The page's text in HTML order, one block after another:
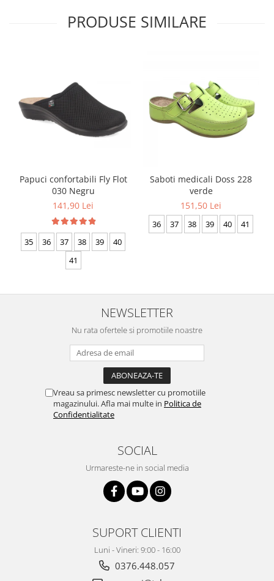
PRODUSE SIMILARE
Papuci confortabili Fly Flot
030 Negru
141,90 Lei
35 36 37 38 39
40
41
Saboti medicali Doss 228
verde
151,50 Lei
36 37 38 39 40 41
NEWSLETTER
Nu rata ofertele si promotiile noastre
Vreau sa primesc newsletter cu promotiile
magazinului. Afla mai multe in Politica de
Confidentialitate
SOCIAL
Urmareste-ne in social media
SUPORT CLIENTI
Luni - Vineri: 9:00 - 16:00
0376.448.057